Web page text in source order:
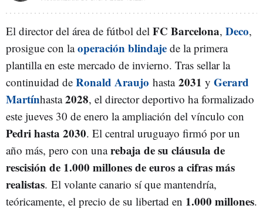
El director del área de fútbol del FC Barcelona, Deco,
prosigue con laoperación blindaje de la primera
plantilla en este mercado de invierno. Tras sellar la
continuidad de Ronald Araujo hasta 2031 y Gerard
Martínhasta2028, el director deportivo ha formalizado
este jueves 30 de enero la ampliación del vínculo con
Pedri hasta 2030. El central uruguayo firmó por un
año más, pero con unarebaja de su cláusula de
rescisión de 1.000 millones de euros a cifras más
realistas. El volante canario sí que mantendría,
teóricamente, el precio de su libertad en 1.000 millones.